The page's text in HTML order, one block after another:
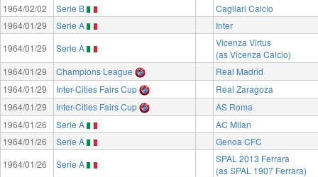
1964/02/02 Serie B
Cagliari Calcio
1964/01/29
Serie A
Inter
1964/01/29
Serie A
Vicenza Virtus
(as Vicenza Calcio)
1964/01/29
Champions League
Real Madrid
1964/01/29
Inter-Cities Fairs Cup
Real Zaragoza
1964/01/29
Inter-Cities Fairs Cup
AS Roma
1964/01/26
Serie A
AC Milan
1964/01/26
Serie A
Genoa CFC
1964/01/26
Serie A
SPAL 2013 Ferrara
(as SPAL 1907 Ferrara)